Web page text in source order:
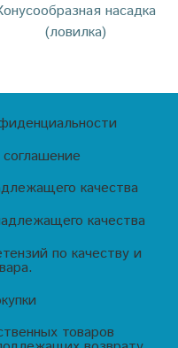
насадка
(ловилка)
качества
качества
по качеству и
товаров